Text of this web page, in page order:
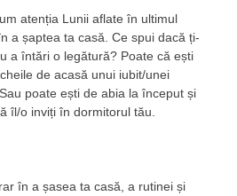
atenția Lunii aflate în ultimul
a șaptea ta casă. Ce spui dacă ți-
a întări o legătură? Poate că ești
de acasă unui iubit/unei
poate ești de abia la început și
îl/o inviți în dormitorul tău.
în a șasea ta casă, a rutinei și